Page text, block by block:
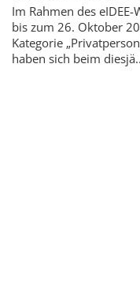
Im Rahmen des
bis zum 26. Oktober
Kategorie
haben sich beim